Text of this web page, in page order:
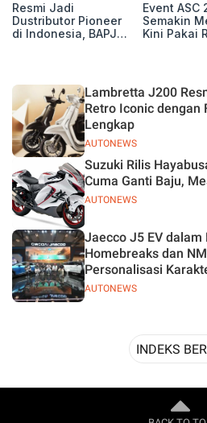
Resmi Jadi
Dustributor Pioneer
di Indonesia, BAPJ
Event ASC
Semakin
Kini Pakai
AUTONEWS
Lambretta J200
Retro Iconic dengan
Lengkap
AUTONEWS
Suzuki Rilis
Cuma Ganti Baju,
AUTONEWS
Jaecco J5 EV
Homebreaks dan
Personalisasi
INDEKS